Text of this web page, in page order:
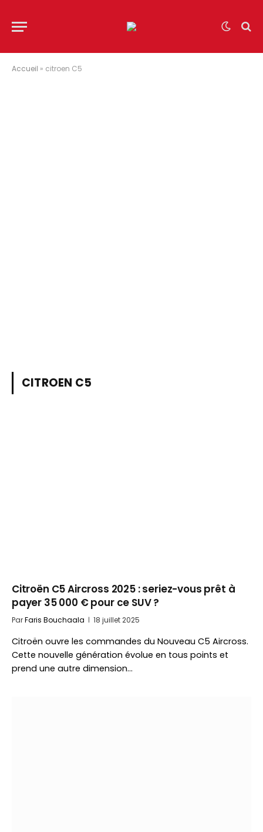
Accueil » citroen C5
CITROEN C5
Citroën C5 Aircross 2025 : seriez-vous prêt à
payer 35 000 € pour ce SUV ?
ParFaris Bouchaala 18 juillet 2025
Citroën ouvre les commandes du Nouveau C5 Aircross.
Cette nouvelle génération évolue en tous points et
prend une autre dimension…